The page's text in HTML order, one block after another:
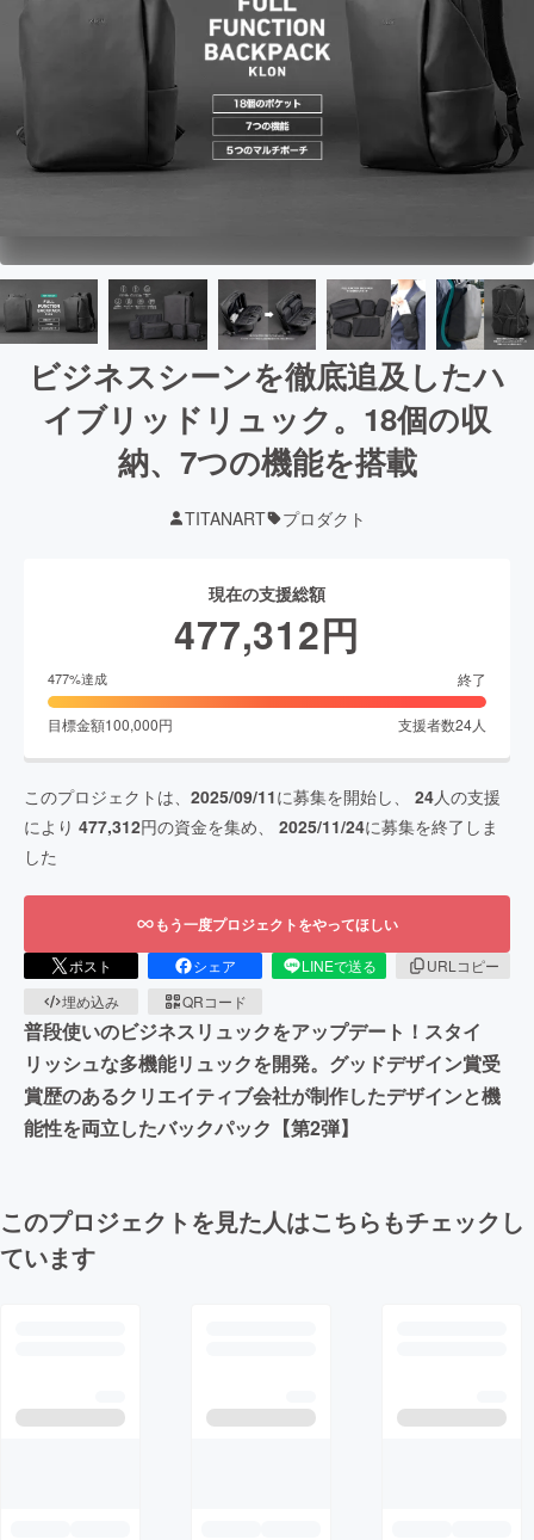
ビジネスシーンを徹底追及したハ
イブリッドリュック。18個の収
納、7つの機能を搭載
TITANART プロダクト
現在の支援総額
477,312円
477%達成 終了
目標金額100,000円 支援者数24人
このプロジェクトは、 2025/09/11に募集を開始し、 24人の支援
により 477,312円の資金を集め、 2025/11/24に募集を終了しま
した
もう一度プロジェクトをやってほしい
ポスト シェア LINEで送る
URLコピー
埋め込み
QRコード
普段使いのビジネスリュックをアップデート！スタイ
リッシュな多機能リュックを開発。グッドデザイン賞受
賞歴のあるクリエイティブ会社が制作したデザインと機
能性を両立したバックパック【第2弾】
このプロジェクトを見た人はこちらもチェックし
ています